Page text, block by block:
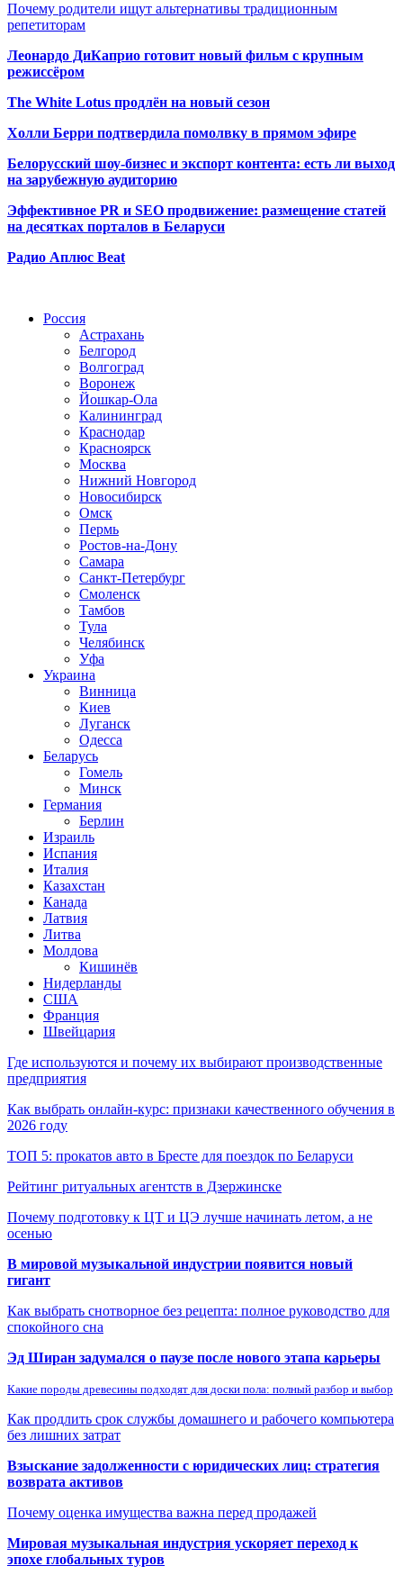
Почему родители ищут альтернативы традиционным
репетиторам
Леонардо ДиКаприо готовит новый фильм с крупным
режиссёром
The White Lotus продлён на новый сезон
Холли Берри подтвердила помолвку в прямом эфире
Белорусский шоу-бизнес и экспорт контента: есть ли выход
на зарубежную аудиторию
Эффективное PR и SEO продвижение: размещение статей
на десятках порталов в Беларуси
Радио Аплюс Beat
Россия
Астрахань
Белгород
Волгоград
Воронеж
Йошкар-Ола
Калининград
Краснодар
Красноярск
Москва
Нижний Новгород
Новосибирск
Омск
Пермь
Ростов-на-Дону
Самара
Санкт-Петербург
Смоленск
Тамбов
Тула
Челябинск
Уфа
Украина
Винница
Киев
Луганск
Одесса
Беларусь
Гомель
Минск
Германия
Берлин
Израиль
Испания
Италия
Казахстан
Канада
Латвия
Литва
Молдова
Кишинёв
Нидерланды
США
Франция
Швейцария
Где используются и почему их выбирают производственные
предприятия
Как выбрать онлайн-курс: признаки качественного обучения в
2026 году
ТОП 5: прокатов авто в Бресте для поездок по Беларуси
Рейтинг ритуальных агентств в Дзержинске
Почему подготовку к ЦТ и ЦЭ лучше начинать летом, а не
осенью
В мировой музыкальной индустрии появится новый
гигант
Как выбрать снотворное без рецепта: полное руководство для
спокойного сна
Эд Ширан задумался о паузе после нового этапа карьеры
Какие породы древесины подходят для доски пола: полный разбор и выбор
Как продлить срок службы домашнего и рабочего компьютера
без лишних затрат
Взыскание задолженности с юридических лиц: стратегия
возврата активов
Почему оценка имущества важна перед продажей
Мировая музыкальная индустрия ускоряет переход к
эпохе глобальных туров